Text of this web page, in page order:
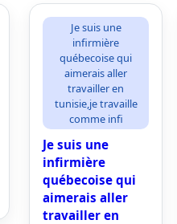
Je suis une
infirmière
québecoise qui
aimerais aller
travailler en
tunisie,je travaille
comme infi
Je suis une
infirmière
québecoise qui
aimerais aller
travailler en